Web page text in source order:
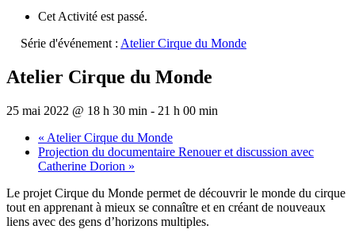
Cet Activité est passé.
Série d'événement : Atelier Cirque du Monde
Atelier Cirque du Monde
25 mai 2022 @ 18 h 30 min - 21 h 00 min
« Atelier Cirque du Monde
Projection du documentaire Renouer et discussion avec
Catherine Dorion »
Le projet Cirque du Monde permet de découvrir le monde du cirque
tout en apprenant à mieux se connaître et en créant de nouveaux
liens avec des gens d’horizons multiples.